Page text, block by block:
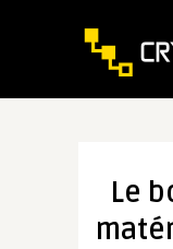
Le